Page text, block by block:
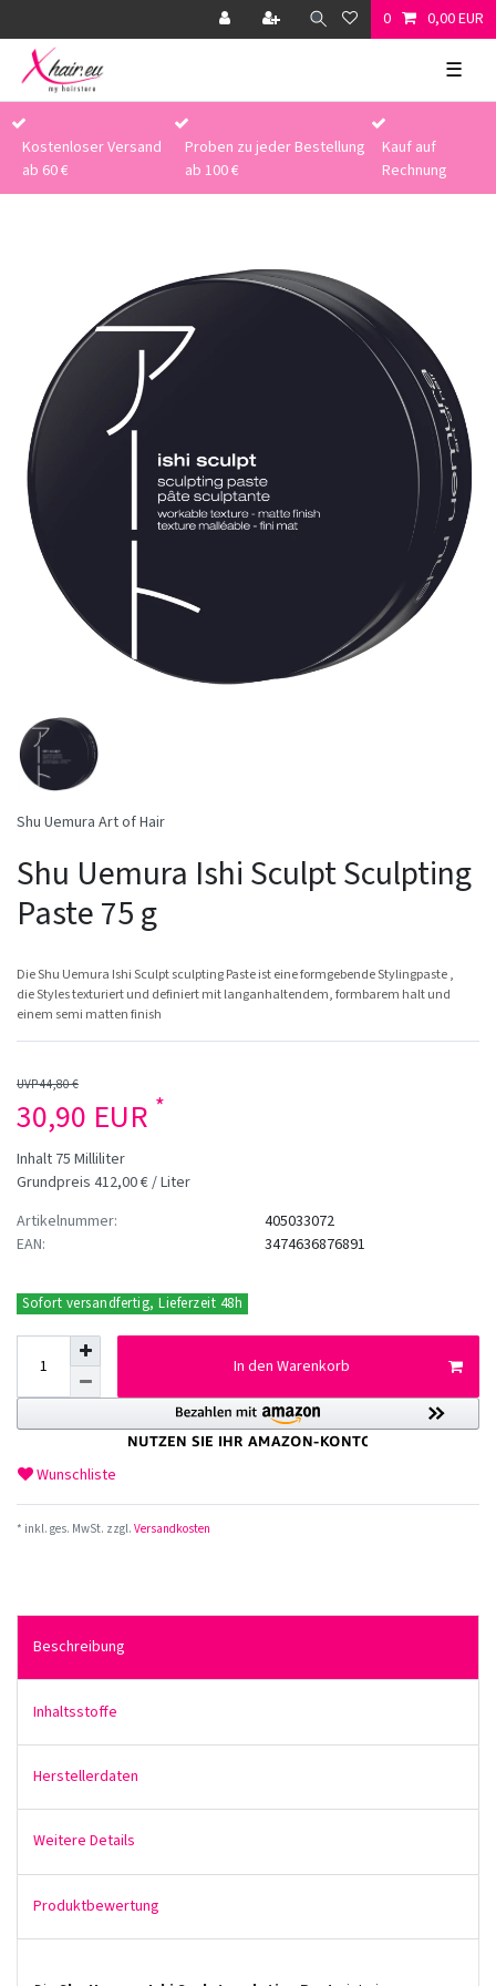
0 0,00 EUR
☰
Kostenloser Versand
ab 60 €
Proben zu jeder Bestellung
ab 100 €
Kauf auf
Rechnung
Shu Uemura Art of Hair
Shu Uemura Ishi Sculpt Sculpting
Paste 75 g
Die Shu Uemura Ishi Sculpt sculpting Paste ist eine formgebende Stylingpaste ,
die Styles texturiert und definiert mit langanhaltendem, formbarem halt und
einem semi matten finish
UVP 44,80 €
30,90 EUR *
Inhalt 75 Milliliter
Grundpreis 412,00 € / Liter
Artikelnummer:
EAN:
405033072
3474636876891
Sofort versandfertig, Lieferzeit 48h
In den Warenkorb
Wunschliste
* inkl. ges. MwSt. zzgl. Versandkosten
Beschreibung
Inhaltsstoffe
Herstellerdaten
Weitere Details
Produktbewertung